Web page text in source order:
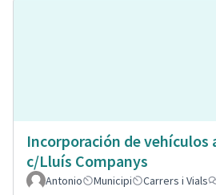
Incorporación de vehículos
c/Lluís Companys
Antonio Municipi Carrers i Vials